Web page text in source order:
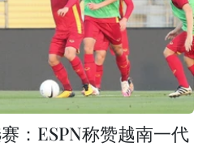
：ESPN称赞越南一代